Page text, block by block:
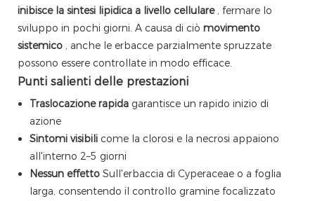
inibisce la sintesi lipidica a livello cellulare , fermare lo
sviluppo in pochi giorni. A causa di ciò movimento
sistemico , anche le erbacce parzialmente spruzzate
possono essere controllate in modo efficace.
Punti salienti delle prestazioni
Traslocazione rapida garantisce un rapido inizio di
azione
Sintomi visibili come la clorosi e la necrosi appaiono
all'interno 2–5 giorni
Nessun effetto Sull'erbaccia di Cyperaceae o a foglia
larga, consentendo il controllo gramine focalizzato